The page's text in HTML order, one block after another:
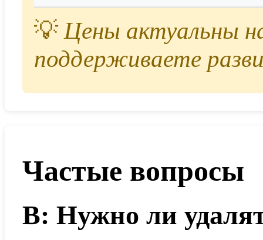
💡Цены актуальны
поддерживаете
Частые вопросы
В: Нужно ли